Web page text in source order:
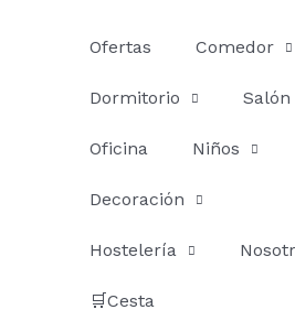
Ofertas Comedor
Dormitorio Salón
Oficina Niños
Decoración
Hostelería
🛒Cesta